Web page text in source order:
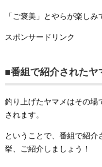
「ご褒美」とやらが楽しみ
スポンサードリンク
■番組で紹介されたヤ
釣り上げたヤマメはその場
されます。
ということで、番組で紹介
挙、ご紹介しましょう！